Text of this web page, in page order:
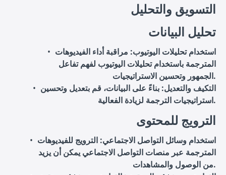
التسويق والتحليل
تحليل البيانات
استخدام تحليلات اليوتيوب: مراقبة أداء الفيديوهات
المترجمة باستخدام تحليلات اليوتيوب لفهم تفاعل
الجمهور وتحسين الاستراتيجيات.
التكيف والتعديل: بناءً على البيانات، قم بتعديل وتحسين
استراتيجيات الترجمة لزيادة الفعالية.
الترويج للمحتوى
استخدام وسائل التواصل الاجتماعي: الترويج للفيديوهات
المترجمة عبر منصات التواصل الاجتماعي يمكن أن يزيد
من الوصول والمشاهدات.